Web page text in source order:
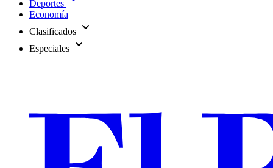
Deportes
Economía
Clasificados expand_more
Especiales expand_more